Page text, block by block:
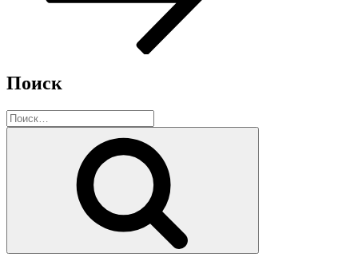
Поиск
Искать: